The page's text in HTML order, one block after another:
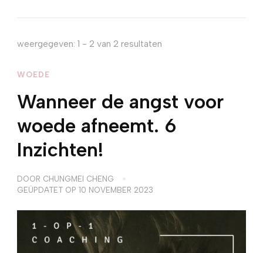
weergegeven: 1 - 2 van 2 resultaten
WOEDE
Wanneer de angst voor
woede afneemt. 6
Inzichten!
DOOR CHUNGMEI CHENG
GEÜPDATET OP 10 NOVEMBER 2023